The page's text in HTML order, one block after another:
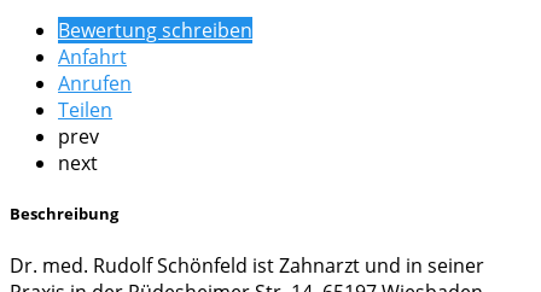
Bewertung schreiben
Anfahrt
Anrufen
Teilen
prev
next
Beschreibung
Dr. med. Rudolf Schönfeld ist Zahnarzt und in seiner